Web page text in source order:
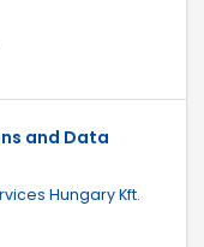
and Data
Hungary Kft.